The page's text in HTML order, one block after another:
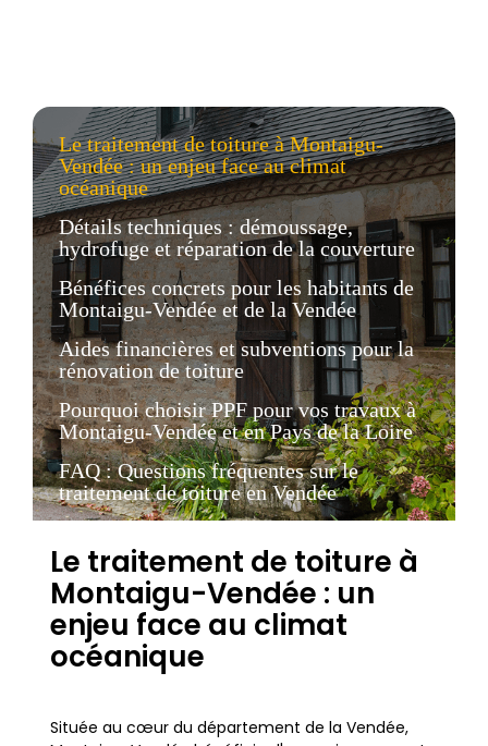
Le traitement de toiture à Montaigu-
Vendée : un enjeu face au climat
océanique
Détails techniques : démoussage,
hydrofuge et réparation de la couverture
Bénéfices concrets pour les habitants de
Montaigu-Vendée et de la Vendée
Aides financières et subventions pour la
rénovation de toiture
Pourquoi choisir PPF pour vos travaux à
Montaigu-Vendée et en Pays de la Loire
FAQ : Questions fréquentes sur le
traitement de toiture en Vendée
Le traitement de toiture à
Montaigu-Vendée : un
enjeu face au climat
océanique
Située au cœur du département de la Vendée,